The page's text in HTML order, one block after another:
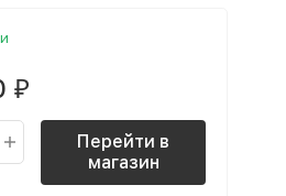
₽
Перейти в
магазин